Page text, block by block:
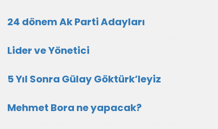
24 dönem Ak Parti Adayları
Lider ve Yönetici
5 Yıl Sonra Gülay Göktürk’leyiz
Mehmet Bora ne yapacak?